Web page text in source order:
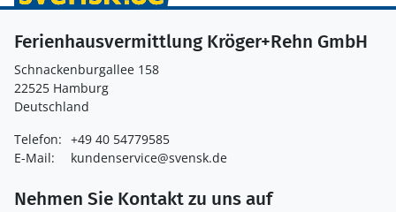
Ferienhausvermittlung Kröger+Rehn GmbH
Schnackenburgallee 158
22525 Hamburg
Deutschland
Telefon: +49 40 54779585
E-Mail:
kundenservice@svensk.de
Nehmen Sie Kontakt zu uns auf